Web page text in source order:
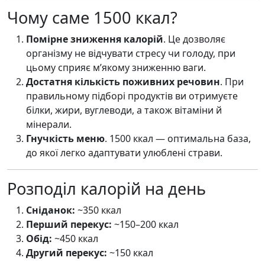
Чому саме 1500 ккал?
Помірне зниження калорій. Це дозволяє
організму не відчувати стресу чи голоду, при
цьому сприяє м’якому зниженню ваги.
Достатня кількість поживних речовин. При
правильному підборі продуктів ви отримуєте
білки, жири, вуглеводи, а також вітаміни й
мінерали.
Гнучкість меню. 1500 ккал — оптимальна база,
до якої легко адаптувати улюблені страви.
Розподіл калорій на день
Сніданок: ~350 ккал
Перший перекус: ~150–200 ккал
Обід: ~450 ккал
Другий перекус: ~150 ккал